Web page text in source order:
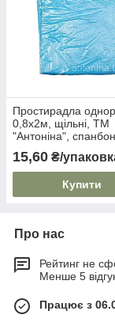
Простирадла
0,8х2м, щільні, ТМ
"Антоніна",
15,60 ₴/
Купити
Про нас
Рейтинг не
Менше 5
Працює з